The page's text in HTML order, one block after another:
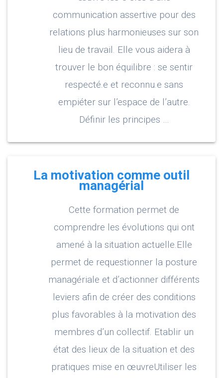
communication assertive pour des
relations plus harmonieuses sur son
lieu de travail. Elle vous aidera à
trouver le bon équilibre : se sentir
respecté.e et reconnu.e sans
empiéter sur l’espace de l’autre.
Définir les principes …
La motivation comme outil
managérial
Cette formation permet de
comprendre les évolutions qui ont
amené à la situation actuelle.Elle
permet de requestionner la posture
managériale et d’actionner différents
leviers afin de créer des conditions
plus favorables à la motivation des
membres d’un collectif. Etablir un
état des lieux de la situation et des
pratiques mise en œuvreUtiliser les